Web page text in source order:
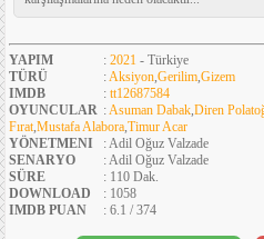
YAPIM : 2021 - Türkiye
TÜRÜ
: Aksiyon Gerilim Gizem
IMDB
: tt12687584
OYUNCULAR : Asuman Dabak Diren
Fırat Mustafa Alabora Timur Acar
YÖNETMENI
: Adil Oğuz Valzade
SENARYO
: Adil Oğuz Valzade
SÜRE
: 110 Dak.
DOWNLOAD
: 1058
IMDB PUAN
: 6.1 / 374